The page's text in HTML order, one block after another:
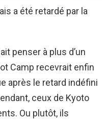
a été retardé par la
penser à plus d’un
Camp recevrait enfin
après le retard indéfini
ceux de Kyoto
Ou plutôt, ils